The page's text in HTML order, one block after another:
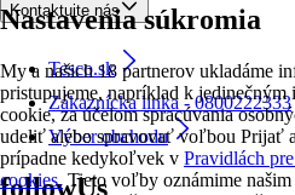
Nastavenia súkromia
My a našich 18 partnerov ukladáme
pristupujeme, napríklad k
cookie, za účelom spracúvania
udeliť alebo spravovať voľbou Prijať
prípadne kedykoľvek v Pravidlách
cookies. Tieto voľby oznámime
Kontaktujte nás
Tesco.sk
Zákaznícka linka - 0800222333
Výber obchodu
followUs